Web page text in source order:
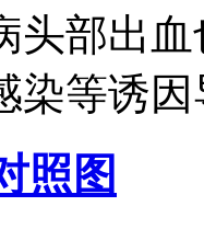
头部出
染等诱因
照图